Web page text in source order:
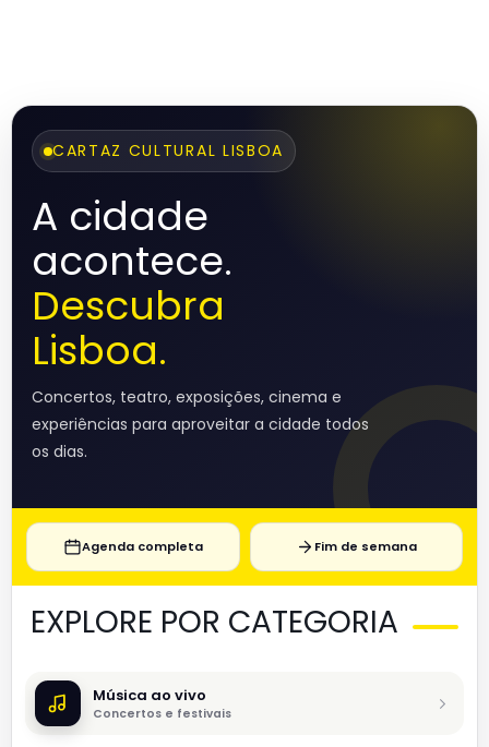
CARTAZ CULTURAL LISBOA
A cidade
acontece.
Descubra
Lisboa.
Concertos, teatro, exposições, cinema e
experiências para aproveitar a cidade todos
os dias.
Agenda completa Fim de semana
EXPLORE POR CATEGORIA
Música ao vivo
Concertos e festivais